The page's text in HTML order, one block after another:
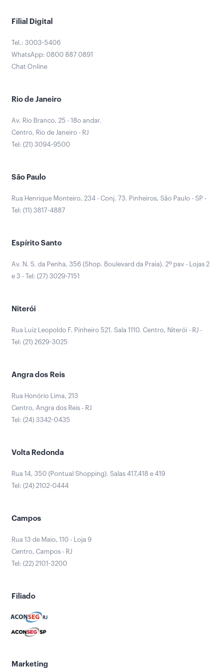
Filial Digital
Tel.: 3003-5406
WhatsApp: 0800 887 0891
Chat Online
Rio de Janeiro
Av. Rio Branco, 25 - 18o andar.
Centro, Rio de Janeiro - RJ
Tel: (21) 3094-9500
São Paulo
Rua Henrique Monteiro, 234 - Conj. 73. Pinheiros, São Paulo - SP -
Tel: (11) 3817-4887
Espírito Santo
Av. N. S. da Penha, 356 (Shop. Boulevard da Praia). 2º pav - Lojas 2
e 3 - Tel: (27) 3029-7151
Niterói
Rua Luiz Leopoldo F. Pinheiro 521. Sala 1110. Centro, Niterói - RJ -
Tel: (21) 2629-3025
Angra dos Reis
Rua Honório Lima, 213
Centro, Angra dos Reis - RJ
Tel: (24) 3342-0435
Volta Redonda
Rua 14, 350 (Pontual Shopping). Salas 417,418 e 419
Tel: (24) 2102-0444
Campos
Rua 13 de Maio, 110 - Loja 9
Centro, Campos - RJ
Tel: (22) 2101-3200
Filiado
Marketing